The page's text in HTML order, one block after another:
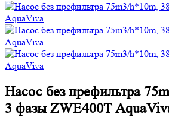
Насос без префильтра
3 фазы ZWE400T